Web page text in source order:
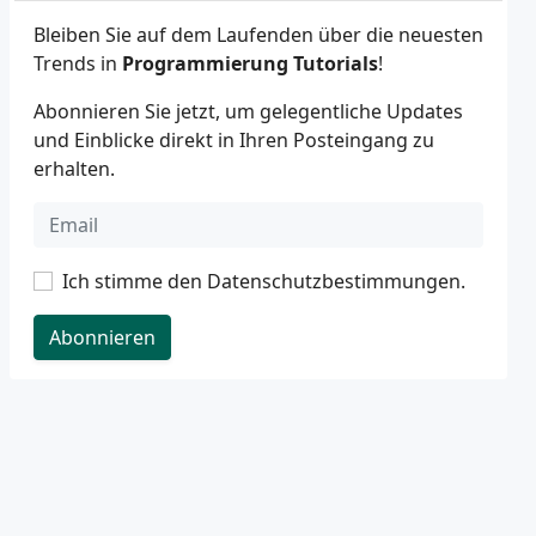
Bleiben Sie auf dem Laufenden über die neuesten
Trends in Programmierung Tutorials!
Abonnieren Sie jetzt, um gelegentliche Updates
und Einblicke direkt in Ihren Posteingang zu
erhalten.
Ich stimme den Datenschutzbestimmungen.
Abonnieren